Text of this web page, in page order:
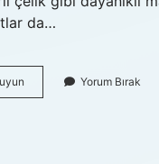
da…
Çeşitleri
Yorum Bırak